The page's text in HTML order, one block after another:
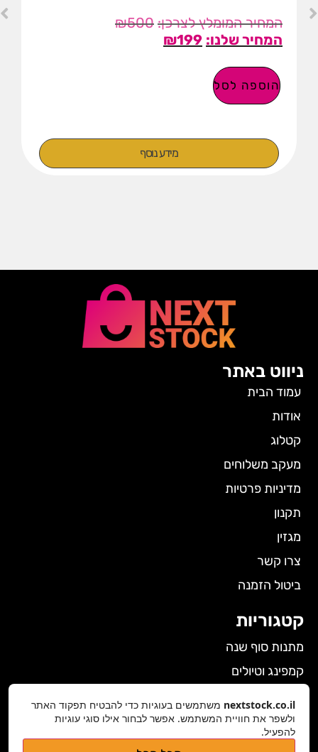
₪500
₪199
הוספה לסל
מידע נוסף
ניווט באתר
עמוד הבית
אודות
קטלוג
מעקב משלוחים
מדיניות פרטיות
תקנון
מגזין
צרו קשר
ביטול הזמנה
קטגוריות
מתנות סוף שנה
קמפינג וטיולים
גאדג'טים
nextstock.co.il משתמשים בעוגיות כדי להבטיח תפקוד האתר
ולשפר את חוויית המשתמש. אפשר לבחור אילו סוגי עוגיות
להפעיל.